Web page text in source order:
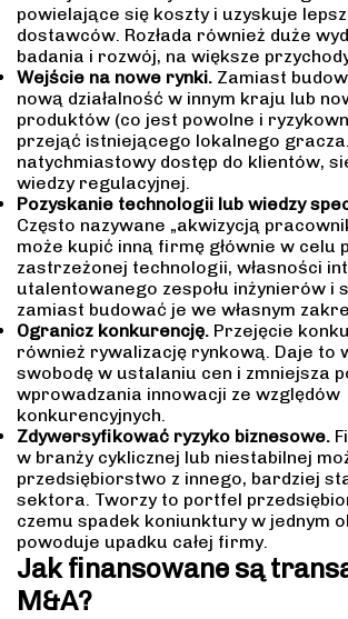
powielające się koszty i uzyskuje
dostawców. Rozłada również duże
badania i rozwój, na większe
Wejście na nowe rynki. Zamiast
nową działalność w innym kraju lub
produktów (co jest powolne i
przejąć istniejącego lokalnego
natychmiastowy dostęp do klientów,
wiedzy regulacyjnej.
Pozyskanie technologii lub wiedzy
Często nazywane „akwizycją
może kupić inną firmę głównie w celu
zastrzeżonej technologii, własności
utalentowanego zespołu inżynierów i
zamiast budować je we własnym
Ogranicz konkurencję. Przejęcie
również rywalizację rynkową. Daje to
swobodę w ustalaniu cen i zmniejsza
wprowadzania innowacji ze względów
konkurencyjnych.
Zdywersyfikować ryzyko biznesowe.
w branży cyklicznej lub niestabilnej
przedsiębiorstwo z innego, bardziej
sektora. Tworzy to portfel
czemu spadek koniunktury w jednym
powoduje upadku całej firmy.
Jak finansowane są
M&A?